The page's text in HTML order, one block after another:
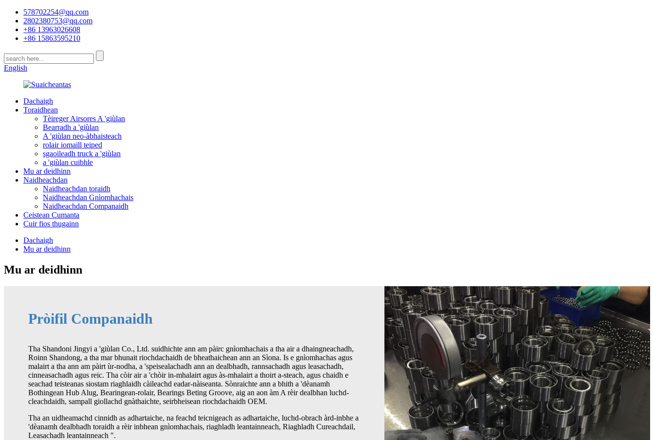
578702254@qq.com
2802380753@qq.com
+86 13963026608
+86 15863595210
English
Dachaigh
Toraidhean
Tèireger Airsores A 'giùlan
Bearradh a 'giùlan
A 'giùlan neo-àbhaisteach
rolair iomaill teiped
sgaoileadh truck a 'giùlan
a 'giùlan cuibhle
Mu ar deidhinn
Naidheachdan
Naidheachdan toraidh
Naidheachdan Gnìomhachais
Naidheachdan Companaidh
Ceistean Cumanta
Cuir fios thugainn
Dachaigh
Mu ar deidhinn
Mu ar deidhinn
Pròifil Companaidh
Tha Shandoni Jingyi a 'giùlan Co., Ltd. suidhichte ann am pàirc gnìomhachais a tha air a dhaingneachadh,
Roinn Shandong, a tha mar bhunait riochdachaidh de bheathaichean ann an Sìona. Is e gnìomhachas agus
malairt a tha ann am pàirt ùr-nodha, a 'speisealachadh ann an dealbhadh, rannsachadh agus leasachadh,
cinneasachadh agus reic. Tha còir air a 'chòir in-mhalairt agus às-mhalairt a thoirt a-steach, agus chaidh e
seachad teisteanas siostam riaghlaidh càileachd eadar-nàiseanta. Sònraichte ann a bhith a 'dèanamh
Bothingean Hub Alug, Bearingean-rolair, Bearings Beting Groove, aig an aon àm A rèir dealbhan luchd-
cleachdaidh, sampall giollachd gnàthaichte, seirbheisean riochdachaidh OEM.
Tha an uidheamachd cinnidh as adhartaiche, na feachd teicnigeach as adhartaiche, luchd-obrach àrd-inbhe a
'dèanamh dealbhadh toraidh a rèir inbhean gnìomhachais, riaghladh leantainneach, Riaghladh Cureachdail,
Leasachadh leantainneach ".